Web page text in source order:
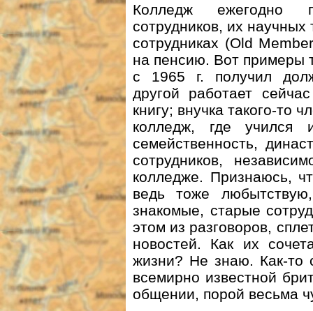
Колледж ежегодно
сотрудников, их
сотрудниках (Old
на пенсию. Вот примеры
с 1965 г. получил
другой работает
книгу; внучка такого-то
колледж, где
семейственность,
сотрудников,
колледже. Признаюсь,
ведь тоже
знакомые, старые
этом из разговоров,
новостей. Как их
жизни? Не знаю. Как-то
всемирно известной
общении, порой весьма